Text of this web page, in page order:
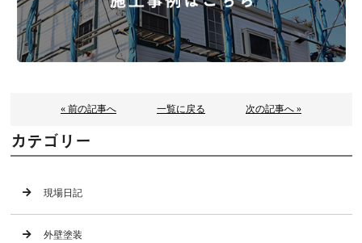
« 前の記事へ 一覧に戻る 次の記事へ »
カテゴリー
現場日記
外壁塗装